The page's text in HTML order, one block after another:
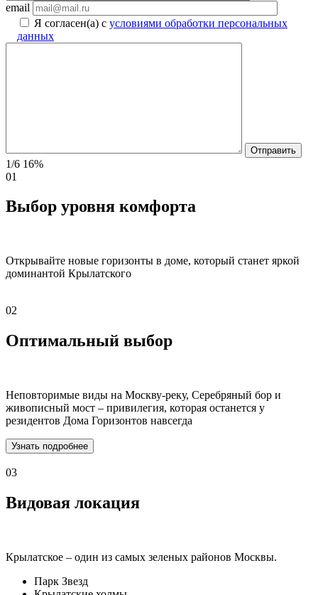
email
Я согласен(а) с условиями обработки персональных
данных
1/6 16%
01
Выбор уровня комфорта
Открывайте новые горизонты в доме, который станет яркой
доминантой Крылатского
02
Оптимальный выбор
Неповторимые виды на Москву-реку, Серебряный бор и
живописный мост – привилегия, которая останется у
резидентов Дома Горизонтов навсегда
Узнать подробнее
03
Видовая локация
Крылатское – один из самых зеленых районов Москвы.
Парк Звезд